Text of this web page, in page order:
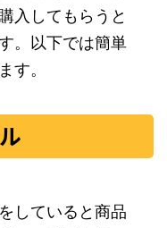
入してもらうと
。以下では簡単
す。
していると商品